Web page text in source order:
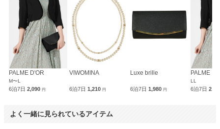
PALME D'OR
M〜L
6泊7日 2,090 円
VIWOMINA
6泊7日1,210円
Luxe brille
6泊7日 1,980 円
PALME
LL
6泊7日
よく一緒に見られているアイテム